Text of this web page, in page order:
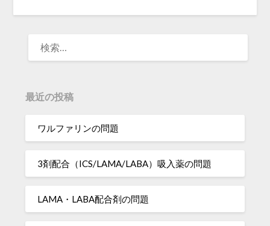
最近の投稿
ワルファリンの問題
3剤配合（ICS/LAMA/LABA）吸入薬の問題
LAMA・LABA配合剤の問題